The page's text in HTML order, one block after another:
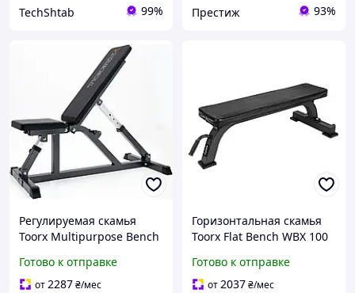
TechShtab 99% Престиж 93%
Регулируемая скамья
Toorx Multipurpose Bench
Готово к отправке
от2287₴/мес
Горизонтальная скамья
Toorx Flat Bench WBX 100
Готово к отправке
от2037₴/мес